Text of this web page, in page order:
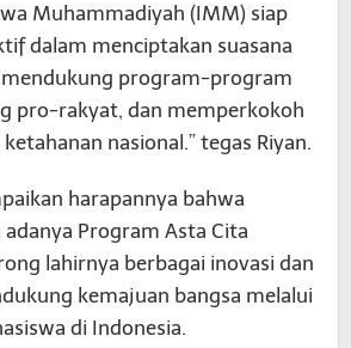
Muhammadiyah (IMM) siap
dalam menciptakan suasana
program-program
pro-rakyat, dan memperkokoh
nasional.” tegas Riyan.
harapannya bahwa
Program Asta Cita
lahirnya berbagai inovasi dan
kemajuan bangsa melalui
di Indonesia.